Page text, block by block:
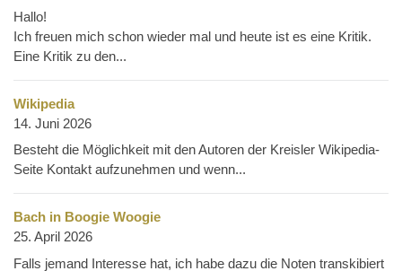
Hallo!
Ich freuen mich schon wieder mal und heute ist es eine Kritik.
Eine Kritik zu den...
Wikipedia
14. Juni 2026
Besteht die Möglichkeit mit den Autoren der Kreisler Wikipedia-
Seite Kontakt aufzunehmen und wenn...
Bach in Boogie Woogie
25. April 2026
Falls jemand Interesse hat, ich habe dazu die Noten transkibiert